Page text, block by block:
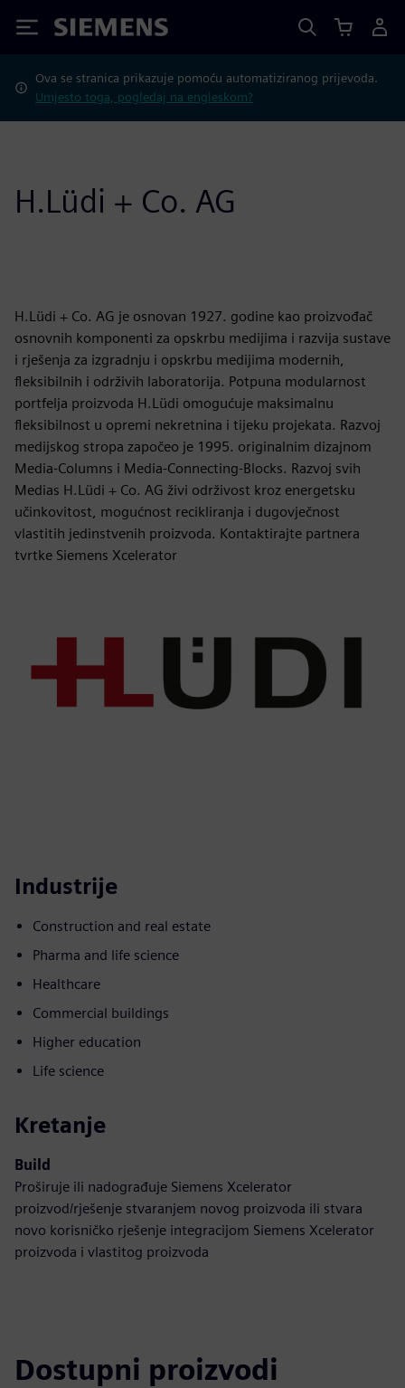
Siemens
Ova se stranica prikazuje pomoću automatiziranog prijevoda.
Umjesto toga, pogledaj na engleskom?
H.Lüdi + Co. AG
H.Lüdi + Co. AG je osnovan 1927. godine kao proizvođač
osnovnih komponenti za opskrbu medijima i razvija sustave
i rješenja za izgradnju i opskrbu medijima modernih,
fleksibilnih i održivih laboratorija. Potpuna modularnost
portfelja proizvoda H.Lüdi omogućuje maksimalnu
fleksibilnost u opremi nekretnina i tijeku projekata. Razvoj
medijskog stropa započeo je 1995. originalnim dizajnom
Media-Columns i Media-Connecting-Blocks. Razvoj svih
Medias H.Lüdi + Co. AG živi održivost kroz energetsku
učinkovitost, mogućnost recikliranja i dugovječnost
vlastitih jedinstvenih proizvoda. Kontaktirajte partnera
tvrtke Siemens Xcelerator
Industrije
Construction and real estate
Pharma and life science
Healthcare
Commercial buildings
Higher education
Life science
Kretanje
Build
Proširuje ili nadograđuje Siemens Xcelerator
proizvod/rješenje stvaranjem novog proizvoda ili stvara
novo korisničko rješenje integracijom Siemens Xcelerator
proizvoda i vlastitog proizvoda
Dostupni proizvodi